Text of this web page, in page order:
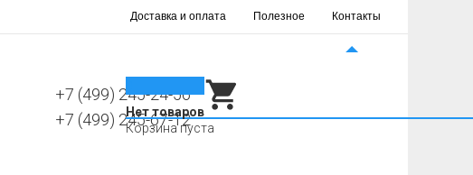
Доставка и оплата Полезное Контакты
+7 (499) 245-24-56
+7 (499) 245-67-12
0
Нет товаров
Корзина пуста